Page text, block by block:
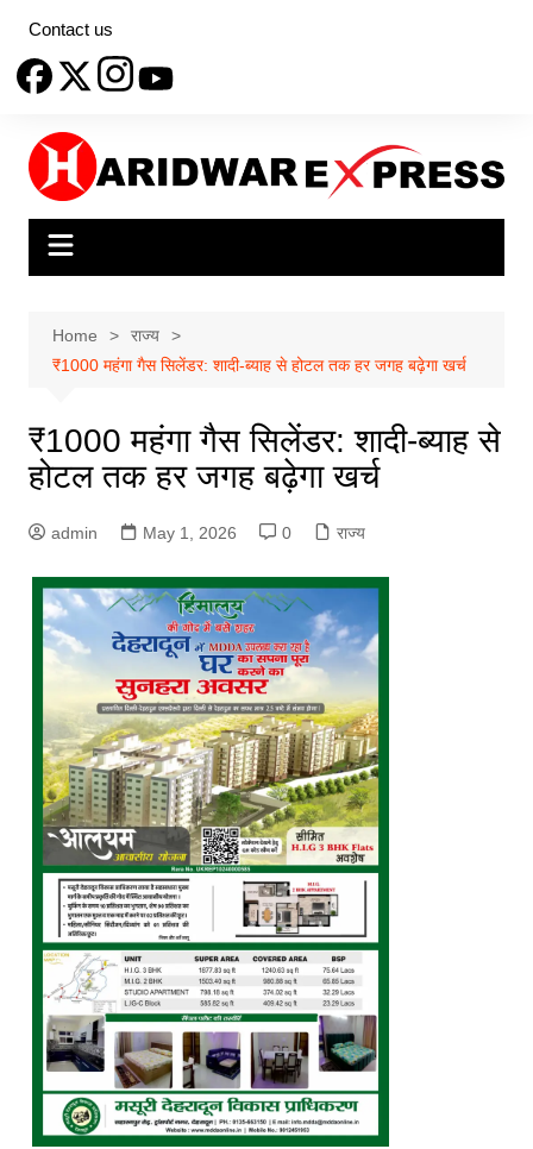
content
Contact us
Home
राज्य
₹1000 महंगा गैस सिलेंडर: शादी-ब्याह से होटल तक हर जगह बढ़ेगा खर्च
₹1000 महंगा गैस सिलेंडर: शादी-ब्याह से
होटल तक हर जगह बढ़ेगा खर्च
admin May 1, 2026 0 राज्य